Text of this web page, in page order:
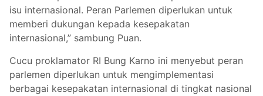
isu internasional. Peran Parlemen diperlukan untuk
memberi dukungan kepada kesepakatan
internasional,” sambung Puan.
Cucu proklamator RI Bung Karno ini menyebut peran
parlemen diperlukan untuk mengimplementasi
berbagai kesepakatan internasional di tingkat nasional